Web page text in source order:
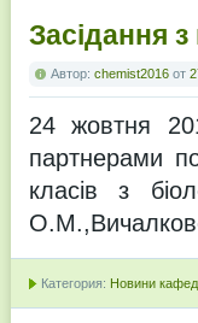
Засідання
Автор: chemist2016 от
24 жовтня
партнерами
класів з
Категория: Новини